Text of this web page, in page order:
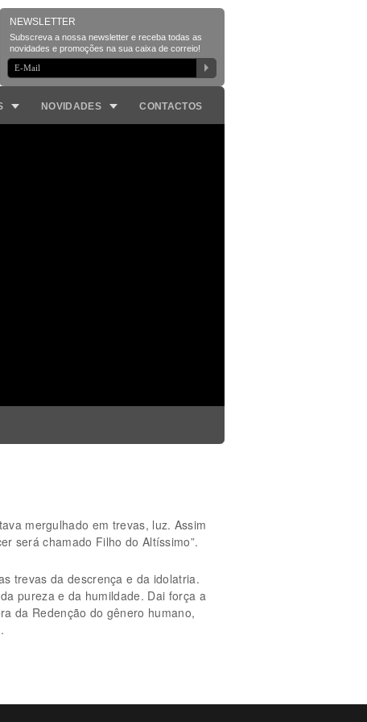
NOVIDADES CONTACTOS
mergulhado em trevas, luz. Assim
será chamado Filho do Altíssimo”.
trevas da descrença e da idolatria.
pureza e da humildade. Dai força a
da Redenção do gênero humano,